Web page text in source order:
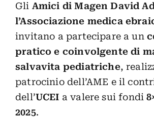
Gli Amici di Magen David
l’Associazione medica
invitano a partecipare a un
pratico e coinvolgente di
salvavita pediatriche,
patrocinio dell’AME e il
dell’UCEI a valere sui fondi
2025.